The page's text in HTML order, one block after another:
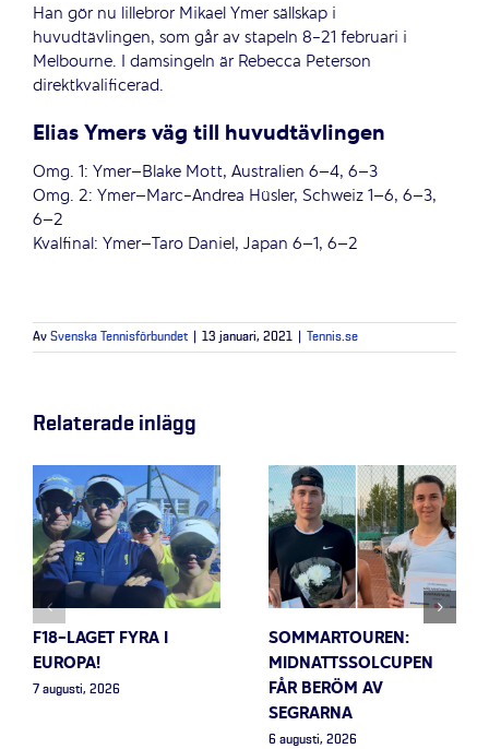
Han gör nu lillebror Mikael Ymer sällskap i
huvudtävlingen, som går av stapeln 8-21 februari i
Melbourne. I damsingeln är Rebecca Peterson
direktkvalificerad.
Elias Ymers väg till huvudtävlingen
Omg. 1: Ymer–Blake Mott, Australien 6–4, 6–3
Omg. 2: Ymer–Marc-Andrea Hüsler, Schweiz 1–6, 6–3,
6–2
Kvalfinal: Ymer–Taro Daniel, Japan 6–1, 6–2
Av Svenska Tennisförbundet 13 januari, 2021 Tennis.se
Relaterade inlägg
F18-LAGET FYRA I
EUROPA!
7 augusti, 2026
SOMMARTOUREN:
MIDNATTSSOLCUPEN
FÅR BERÖM AV
SEGRARNA
6 augusti, 2026